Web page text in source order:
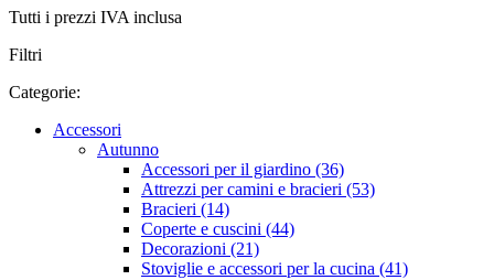
Tutti i prezzi IVA inclusa
Filtri
Categorie:
Accessori
Autunno
Accessori per il giardino (36)
Attrezzi per camini e bracieri (53)
Bracieri (14)
Coperte e cuscini (44)
Decorazioni (21)
Stoviglie e accessori per la cucina (41)